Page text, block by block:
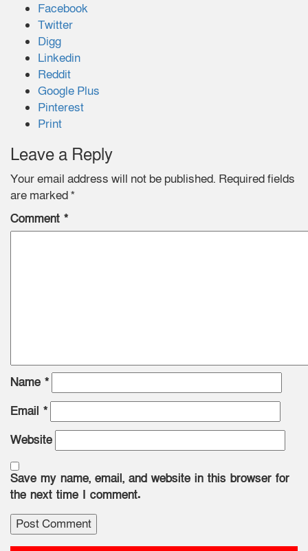
Facebook
Twitter
Digg
Linkedin
Reddit
Google Plus
Pinterest
Print
Leave a Reply
Your email address will not be published. Required fields
are marked*
Comment *
Name *
Email *
Website
Save my name, email, and website in this browser for
the next time I comment.